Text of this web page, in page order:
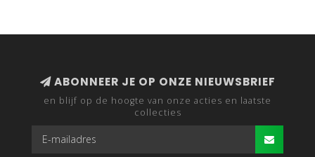
ABONNEER JE OP ONZE NIEUWSBRIEF
en blijf op de hoogte van onze acties en laatste
collecties